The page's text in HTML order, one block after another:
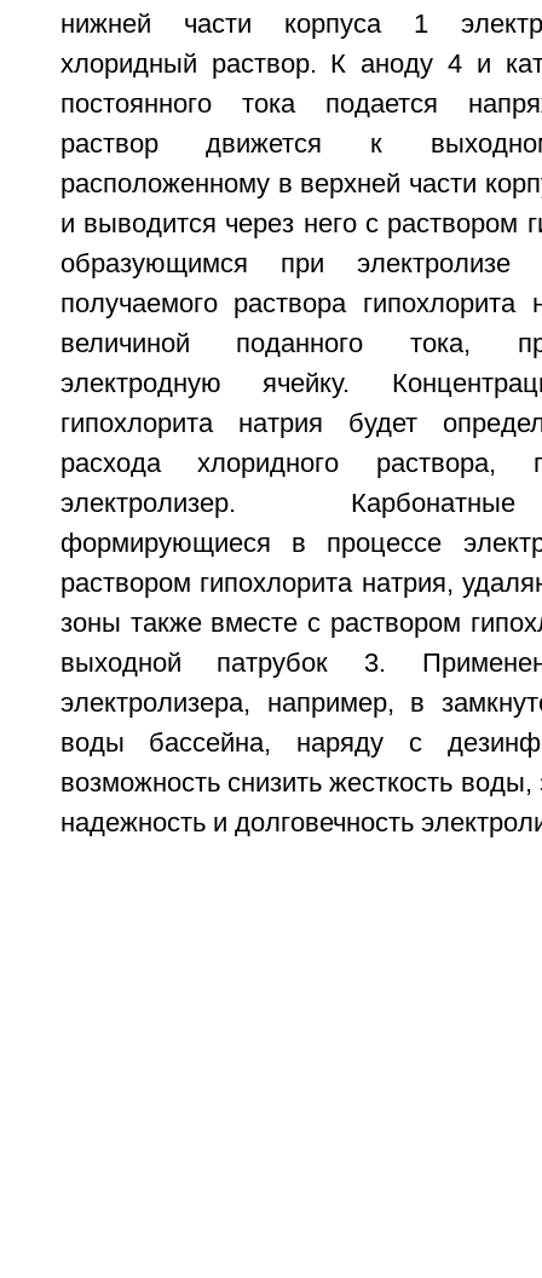
нижней части корпуса 1
хлоридный раствор. К аноду 4 и
постоянного тока подается
раствор движется к
расположенному в верхней части
и выводится через него с раствором
образующимся при электролизе
получаемого раствора гипохлорита
величиной поданного тока,
электродную ячейку.
гипохлорита натрия будет
расхода хлоридного раствора,
электролизер.
формирующиеся в процессе
раствором гипохлорита натрия,
зоны также вместе с раствором
выходной патрубок 3.
электролизера, например, в
воды бассейна, наряду с
возможность снизить жесткость воды,
надежность и долговечность